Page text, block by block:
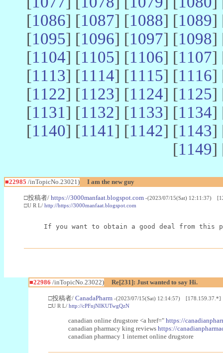
[1086] [1087] [1088] [1089]
[1095] [1096] [1097] [1098]
[1104] [1105] [1106] [1107]
[1113] [1114] [1115] [1116]
[1122] [1123] [1124] [1125]
[1131] [1132] [1133] [1134]
[1140] [1141] [1142] [1143]
[1149]
■22985 /inTopicNo.23021) I am the new guy
□投稿者/ https://3000manfaat.blogspot.com -(2023/07/15(Sat) 12:11:37)
□U R L/ http://https://3000manfaat.blogspot.com
If you want to obtain a good deal from this
■22986 /inTopicNo.23022) Re[231]: Just wanted to say Hi.
□投稿者/ CanadaPharm -(2023/07/15(Sat) 12:14:57) [178.159.37.*]
□U R L/ http://cPFnjNIKUTwgQzN
canadian online drugstore <a href=" https://
canadian pharmacy king reviews https://
canadian pharmacy 1 internet online drugstore